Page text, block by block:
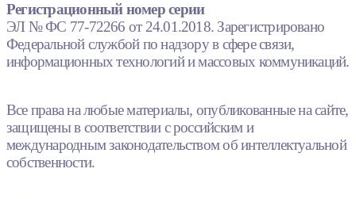
Регистрационный номер серии
ЭЛ № ФС 77-72266 от 24.01.2018. Зарегистрировано
Федеральной службой по надзору в сфере связи,
информационных технологий и массовых коммуникаций.
Все права на любые материалы, опубликованные на сайте,
защищены в соответствии с российским и
международным законодательством об интеллектуальной
собственности.